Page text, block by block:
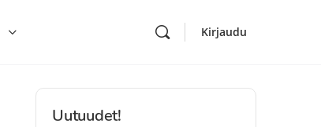
Kirjaudu
Uutuudet!